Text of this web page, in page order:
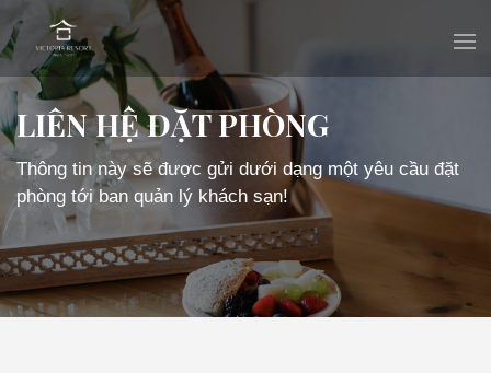
LIÊN HỆ ĐẶT PHÒNG
Thông tin này sẽ được gửi dưới dạng một yêu cầu đặt
phòng tới ban quản lý khách sạn!